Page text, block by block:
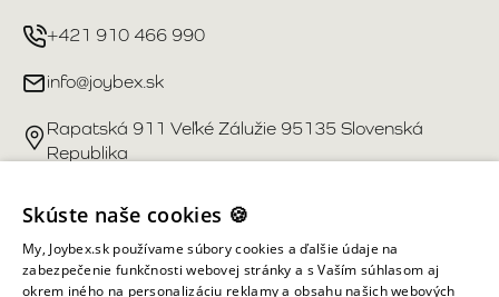
+421 910 466 990
info@joybex.sk
Rapatská 911 Veľké Zálužie 95135 Slovenská
Republika
Užitočné odkazy
Účet
Skúste naše cookies 🍪
My, Joybex.sk používame súbory cookies a ďalšie údaje na
zabezpečenie funkčnosti webovej stránky a s Vaším súhlasom aj
okrem iného na personalizáciu reklamy a obsahu našich webových